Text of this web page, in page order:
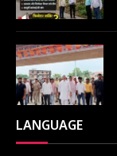
LANGUAGE